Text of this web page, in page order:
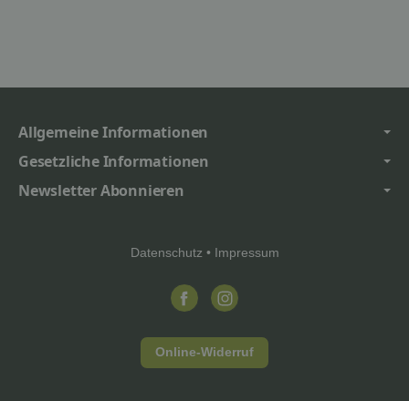
Allgemeine Informationen
Gesetzliche Informationen
Newsletter Abonnieren
Datenschutz • Impressum
Online-Widerruf